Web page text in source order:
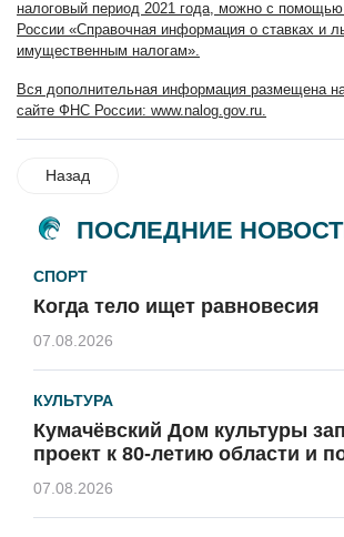
налоговый период 2021 года, можно с
России «Справочная информация о ставках и
имущественным налогам».
Вся дополнительная информация размещена
сайте ФНС России: www.nalog.gov.ru.
Назад
ПОСЛЕДНИЕ
СПОРТ
Когда тело ищет равновесия
07.08.2026
КУЛЬТУРА
Кумачёвский Дом культуры
проект к 80-летию области и
07.08.2026